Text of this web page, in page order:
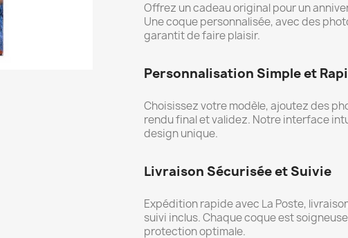
Offrez un cadeau original pour un
Une coque personnalisée, avec des
garantit de faire plaisir.
Personnalisation Simple et
Choisissez votre modèle, ajoutez des
rendu final et validez. Notre interface
design unique.
Livraison Sécurisée et Suivie
Expédition rapide avec La Poste,
suivi inclus. Chaque coque est
protection optimale.